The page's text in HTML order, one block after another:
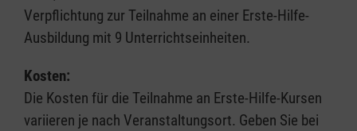
Verpflichtung zur Teilnahme an einer Erste-Hilfe-
Ausbildung mit 9 Unterrichtseinheiten.
Kosten:
Die Kosten für die Teilnahme an Erste-Hilfe-Kursen
variieren je nach Veranstaltungsort. Geben Sie bei